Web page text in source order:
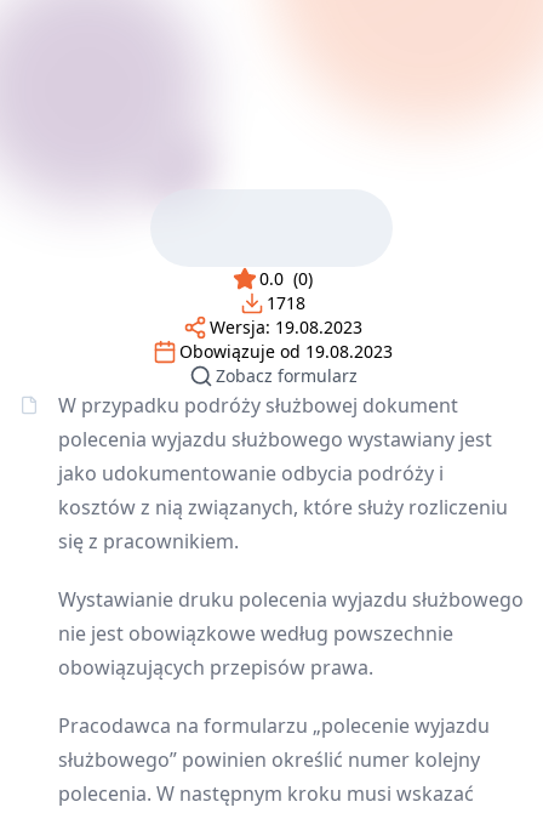
0.0 (0)
1718
Wersja: 19.08.2023
Obowiązuje od 19.08.2023
Zobacz formularz
W przypadku podróży służbowej dokument
polecenia wyjazdu służbowego wystawiany jest
jako udokumentowanie odbycia podróży i
kosztów z nią związanych, które służy rozliczeniu
się z pracownikiem.
Wystawianie druku polecenia wyjazdu służbowego
nie jest obowiązkowe według powszechnie
obowiązujących przepisów prawa.
Pracodawca na formularzu „polecenie wyjazdu
służbowego” powinien określić numer kolejny
polecenia. W następnym kroku musi wskazać